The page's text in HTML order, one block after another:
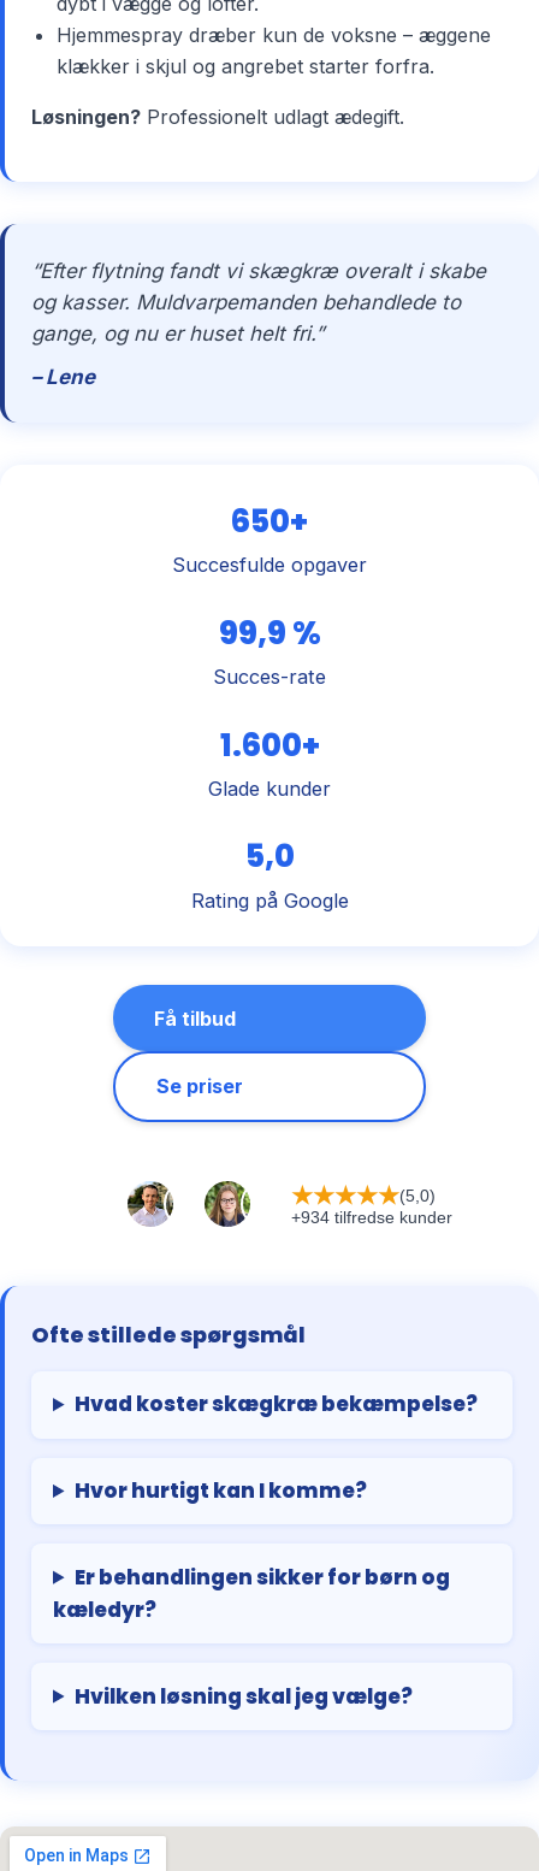
Hjemmespray dræber kun de voksne – æggene
klækker i skjul og angrebet starter forfra.
Løsningen? Professionelt udlagt ædegift.
“Efter flytning fandt vi skægkræ overalt i skabe
og kasser. Muldvarpemanden behandlede to
gange, og nu er huset helt fri.”
– Lene
650+
Succesfulde opgaver
99,9 %
Succes-rate
1.600+
Glade kunder
5,0
Rating på Google
Få tilbud
Se priser
★★★★★(5,0)
+934 tilfredse kunder
Ofte stillede spørgsmål
Hvad koster skægkræ bekæmpelse?
Hvor hurtigt kan I komme?
Er behandlingen sikker for børn og
kæledyr?
Hvilken løsning skal jeg vælge?